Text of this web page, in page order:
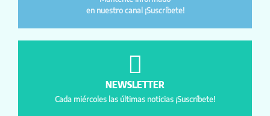
en nuestro canal ¡Suscríbete!
NEWSLETTER
Cada miércoles las últimas noticias ¡Suscríbete!